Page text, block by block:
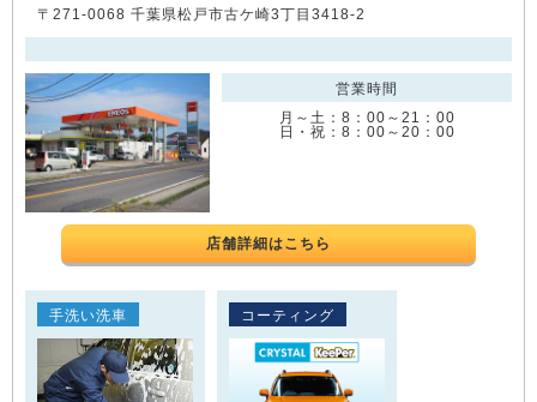
〒271-0068 千葉県松戸市古ケ崎3丁目3418-2
営業時間
月～土：8：00～21：00
日・祝：8：00～20：00
店舗詳細はこちら
手洗い洗車 コーティング